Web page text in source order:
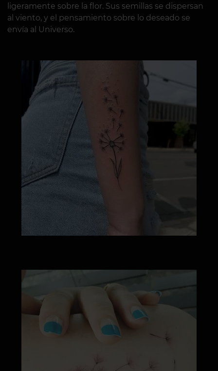
ligeramente sobre la flor. Sus semillas se dispersan
al viento, y el pensamiento sobre lo deseado se
envía al Universo.